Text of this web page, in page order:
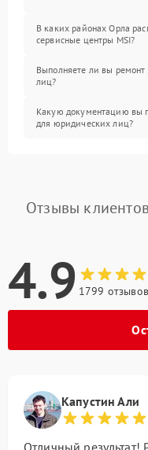
В каких районах Орла
сервисные центры MSI?
Выполняете ли вы
лиц?
Какую документацию вы
для юридических лиц?
Отзывы
4.9 1799 отзывов
Капустин Али
Отличный